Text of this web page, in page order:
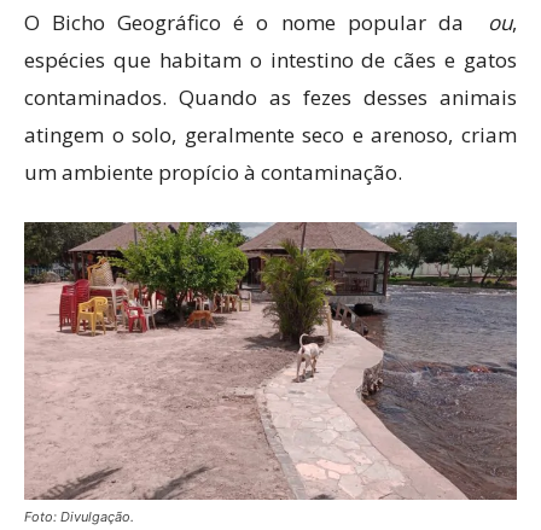
O Bicho Geográfico é o nome popular da
ou,
espécies que habitam o intestino de cães e gatos
contaminados. Quando as fezes desses animais
atingem o solo, geralmente seco e arenoso, criam
um ambiente propício à contaminação.
Foto: Divulgação.